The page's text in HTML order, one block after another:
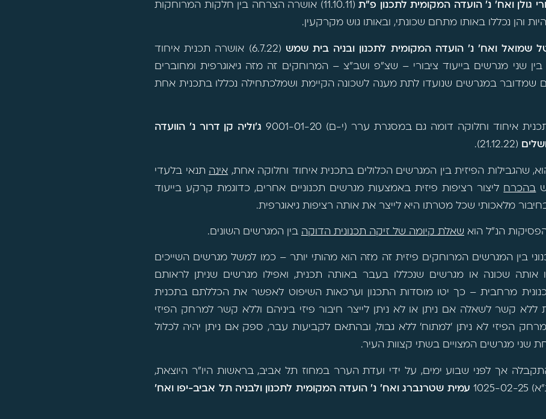
גולן ואח' נ' הועדה המקומית לתכנון פ"ת
(11.10.11) אושרה הצרחה בין חלקות המרוחקות
היות והן נכללו באותו מתחם שכונתי, ובאותו גוש מקרקעין.
שמואל ואח' נ' הועדה המקומית לתכנון ובניה בית שמש
(6.7.22) אושרה תכנית איחוד
שני מגרשים בייעוד ציבורי – שצ"פ ושב"צ – המרוחקים זה מזה גיאוגרפית ומחוברים
במגרשים שנועדו לתת מענה לשכונה הקיימת ושמלכתחילה נכללו בתכנית אחת
איחוד וחלוקה דומה גם במסגרת ערר (י-ם) 9001-01-20
ג'וליה קן דרור נ' הוועדה
(21.12.22).
שהגבילות הפיזית בין המגרשים הכלולים בתכנית איחוד וחלוקה אחת, אינה תנאי בלעדי
בהכרח ליצור רציפות פיזית באמצעות מגרשים תכנוניים אחרים, כדוגמת קרקע בייעוד
מלאכותי שכל מטרתו היא לייצר את אותה רציפות גיאוגרפית.
הנ"ל הוא שאלת קיומה של זיקה תכנונית הדוקה בין המגרשים השונים.
בין המגרשים המרוחקים פיזית זה מזה הוא מהותי יותר – כמו למשל מגרשים השייכים
אותה שכונה או מגרשים שנכללו בעבר באותה תכנית, ואפילו מגרשים שניתן לראותם
מרחבית – כך יטו מוסדות התכנון וערכאות השיפוט לאפשר את הכללתם בתכנית
ללא קשר לשאלה אם ניתן או לא ניתן לייצר חיבור פיזי ביניהם וללא קשר למרחק הפיזי
הפיזי לא ניתן 'למתוח' ללא גבול, ובהתאם לקביעות עבר, ספק אם ניתן יהיה לכלול
שני מגרשים המצויים בשתי קצוות העיר.
אך לפני שבוע ימים, על ידי ועדת הערר במחוז תל אביב, בראשות היו"ר היוצאת,
25
עמית שטרנברג ואח' נ' הועדה המקומית לתכנון ולבניה תל אביב-יפו ואח'